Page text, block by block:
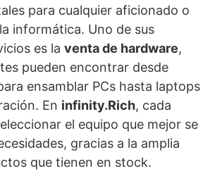
para cualquier aficionado o
informática. Uno de sus
es la venta de hardware,
pueden encontrar desde
ensamblar PCs hasta laptops
En infinity.Rich, cada
el equipo que mejor se
gracias a la amplia
que tienen en stock.